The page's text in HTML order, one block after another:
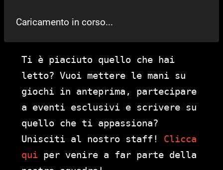
Caricamento in corso...
Ti è piaciuto quello che hai
letto? Vuoi mettere le mani su
giochi in anteprima, partecipare
a eventi esclusivi e scrivere su
quello che ti appassiona?
Unisciti al nostro staff! Clicca
qui per venire a far parte della